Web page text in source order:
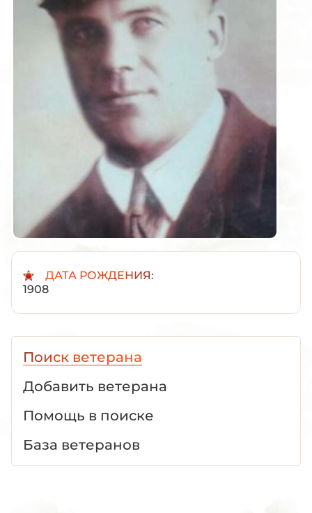
ДАТА РОЖДЕНИЯ:
1908
Поиск ветерана
Добавить ветерана
Помощь в поиске
База ветеранов